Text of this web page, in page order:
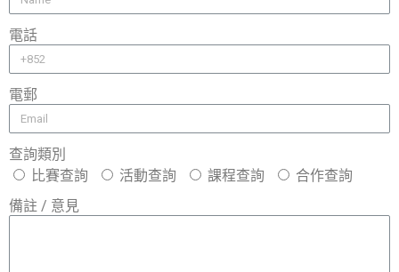
電話
電郵
查詢類別
比賽查詢
活動查詢 課程查詢
合作查詢
備註 / 意見